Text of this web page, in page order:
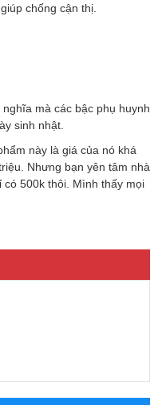
chống cận thị.
mà các bậc phụ huynh
sinh nhật.
này là giá của nó khá
Nhưng bạn yên tâm nhà
có 500k thôi. Mình thấy mọi